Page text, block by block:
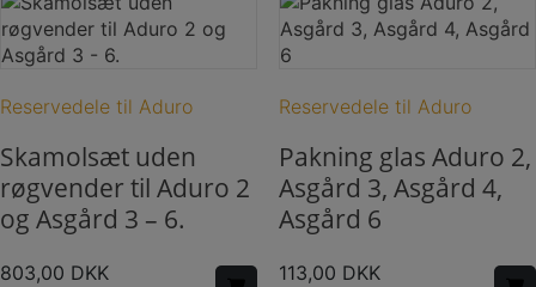
Reservedele til Aduro
Skamolsæt uden
røgvender til Aduro 2
og Asgård 3 – 6.
803,00 DKK
Reservedele til Aduro
Pakning glas Aduro 2,
Asgård 3, Asgård 4,
Asgård 6
113,00 DKK